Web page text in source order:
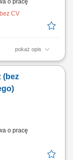
o pracę
CV
pokaż opis
135 lub 141;
(bez
o pracę